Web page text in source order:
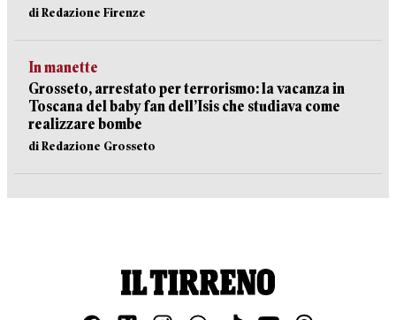
di Redazione Firenze
In manette
Grosseto, arrestato per terrorismo: la vacanza in
Toscana del baby fan dell’Isis che studiava come
realizzare bombe
di Redazione Grosseto